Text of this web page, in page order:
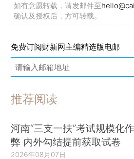
如有意愿转载，请发邮件至
确认及授权后，方可转载。
免费订阅财新网主编精选版电邮
推荐阅读
河南“三支一扶”考试规模化作
弊 内外勾结提前获取试卷
2026年08月07日